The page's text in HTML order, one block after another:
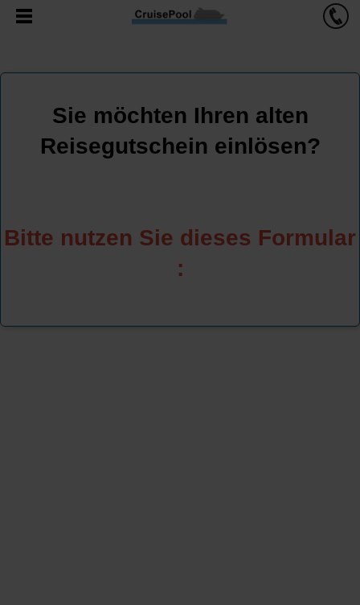
Sie möchten Ihren alten
Reisegutschein einlösen?
Bitte nutzen Sie dieses Formular
: